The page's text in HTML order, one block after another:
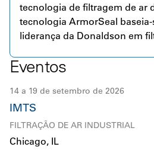
tecnologia de filtragem de ar
tecnologia ArmorSeal
liderança da Donaldson em
padrão da indústria, e agora
exigentes da atualidade.
Eventos
14 a 19 de setembro de 2026
IMTS
FILTRAÇÃO DE AR INDUSTRIAL
Chicago, IL